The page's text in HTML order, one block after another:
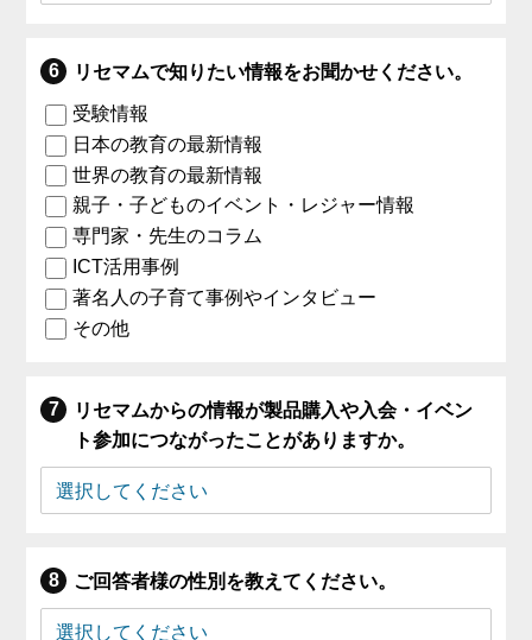
リセマムで知りたい情報をお聞かせください。
受験情報
日本の教育の最新情報
世界の教育の最新情報
親子・子どものイベント・レジャー情報
専門家・先生のコラム
ICT活用事例
著名人の子育て事例やインタビュー
その他
リセマムからの情報が製品購入や入会・イベン
ト参加につながったことがありますか。
ご回答者様の性別を教えてください。